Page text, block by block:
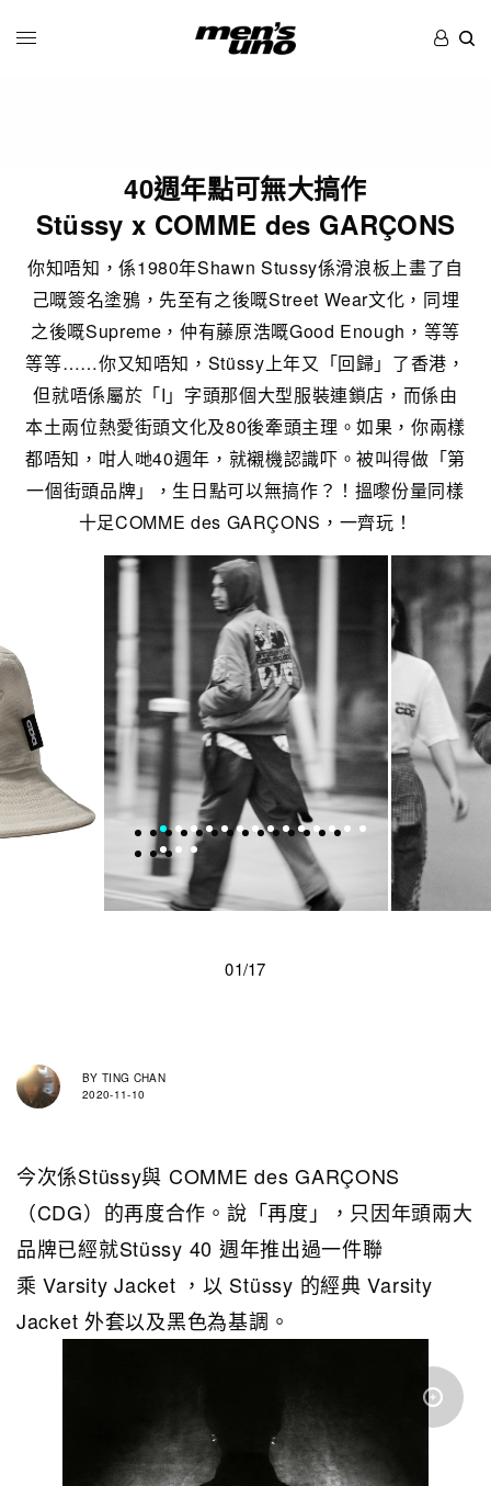
40週年點可無大搞作
Stüssy x COMME des GARÇONS
你知唔知，係1980年Shawn Stussy係滑浪板上畫了自
己嘅簽名塗鴉，先至有之後嘅Street Wear文化，同埋
之後嘅Supreme，仲有藤原浩嘅Good Enough，等等
等等……你又知唔知，Stüssy上年又「回歸」了香港，
但就唔係屬於「I」字頭那個大型服裝連鎖店，而係由
本土兩位熱愛街頭文化及80後牽頭主理。如果，你兩樣
都唔知，咁人哋40週年，就襯機認識吓。被叫得做「第
一個街頭品牌」，生日點可以無搞作？！搵嚟份量同樣
十足COMME des GARÇONS，一齊玩！
01/17
BY TING CHAN
2020-11-10
今次係Stüssy與 COMME des GARÇONS
（CDG）的再度合作。說「再度」，只因年頭兩大
品牌已經就Stüssy 40 週年推出過一件聯
乘 Varsity Jacket ，以 Stüssy 的經典 Varsity
Jacket 外套以及黑色為基調。